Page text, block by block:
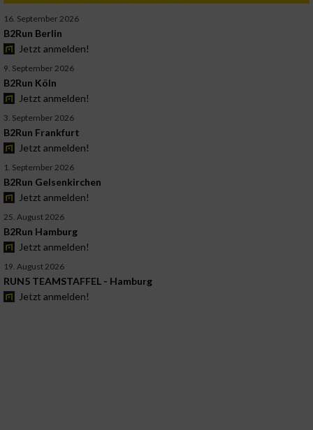
16. September 2026
B2Run Berlin
Jetzt anmelden!
9. September 2026
B2Run Köln
Jetzt anmelden!
3. September 2026
B2Run Frankfurt
Jetzt anmelden!
1. September 2026
B2Run Gelsenkirchen
Jetzt anmelden!
25. August 2026
B2Run Hamburg
Jetzt anmelden!
19. August 2026
RUN5 TEAMSTAFFEL - Hamburg
Jetzt anmelden!